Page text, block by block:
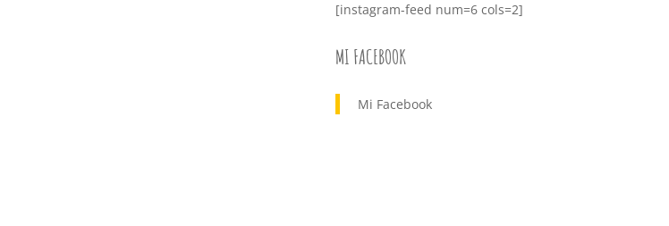
[instagram-feed num=6 cols=2]
MI FACEBOOK
Mi Facebook